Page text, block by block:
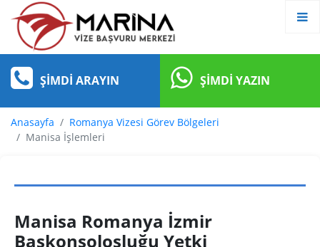
ŞIMDI ARAYIN ŞIMDI YAZIN
Anasayfa
Romanya Vizesi Görev Bölgeleri
Manisa İşlemleri
Manisa Romanya İzmir
Başkonsolosluğu Yetki